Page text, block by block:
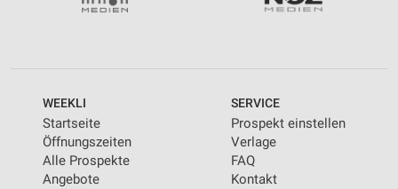
WEEKLI
Startseite
Öffnungszeiten
Alle Prospekte
Angebote
SERVICE
Prospekt einstellen
Verlage
FAQ
Kontakt
personalisierter Werbung
personalisierter Inhalte
Messung der Werbeleistung
Messung der Performance von Inhalten